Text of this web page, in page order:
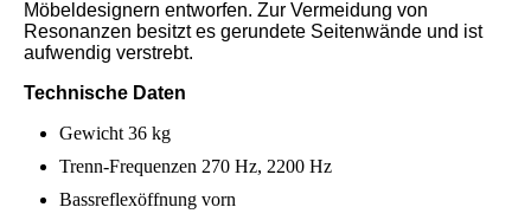
Möbeldesignern entworfen. Zur Vermeidung von
Resonanzen besitzt es gerundete Seitenwände und ist
aufwendig verstrebt.
Technische Daten
Gewicht 36 kg
Trenn-Frequenzen 270 Hz, 2200 Hz
Bassreflexöffnung vorn